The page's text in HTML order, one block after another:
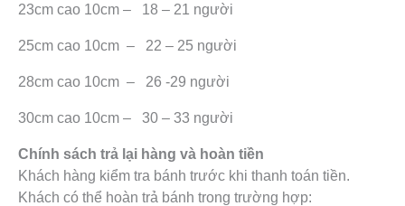
23cm cao 10cm – 18 – 21 người
25cm cao 10cm – 22 – 25 người
28cm cao 10cm – 26 -29 người
30cm cao 10cm – 30 – 33 người
Chính sách trả lại hàng và hoàn tiền
Khách hàng kiểm tra bánh trước khi thanh toán tiền.
Khách có thể hoàn trả bánh trong trường hợp: